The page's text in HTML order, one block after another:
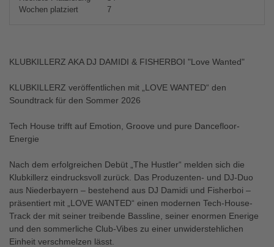
Wochen platziert
7
KLUBKILLERZ AKA DJ DAMIDI & FISHERBOI "Love Wanted"
KLUBKILLERZ veröffentlichen mit „LOVE WANTED“ den
Soundtrack für den Sommer 2026
Tech House trifft auf Emotion, Groove und pure Dancefloor-
Energie
Nach dem erfolgreichen Debüt „The Hustler“ melden sich die
Klubkillerz eindrucksvoll zurück. Das Produzenten- und DJ-Duo
aus Niederbayern – bestehend aus DJ Damidi und Fisherboi –
präsentiert mit „LOVE WANTED“ einen modernen Tech-House-
Track der mit seiner treibende Bassline, seiner enormen Enerige
und den sommerliche Club-Vibes zu einer unwiderstehlichen
Einheit verschmelzen lässt.